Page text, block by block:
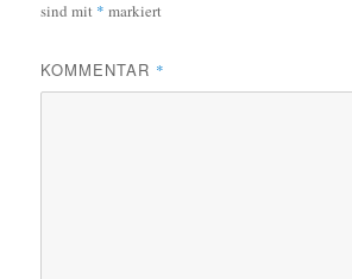
sind mit * markiert
KOMMENTAR *